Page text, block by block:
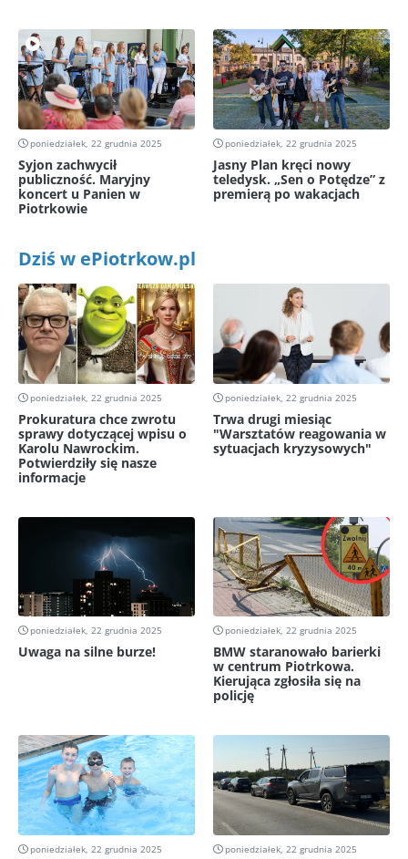
poniedziałek, 22 grudnia 2025
Syjon zachwycił
publiczność. Maryjny
koncert u Panien w
Piotrkowie
poniedziałek, 22 grudnia 2025
Jasny Plan kręci nowy
teledysk. „Sen o Potędze” z
premierą po wakacjach
Dziś w ePiotrkow.pl
poniedziałek, 22 grudnia 2025
Prokuratura chce zwrotu
sprawy dotyczącej wpisu o
Karolu Nawrockim.
Potwierdziły się nasze
informacje
poniedziałek, 22 grudnia 2025
Trwa drugi miesiąc
"Warsztatów reagowania w
sytuacjach kryzysowych"
poniedziałek, 22 grudnia 2025
Uwaga na silne burze!
poniedziałek, 22 grudnia 2025
BMW staranowało barierki
w centrum Piotrkowa.
Kierująca zgłosiła się na
policję
poniedziałek, 22 grudnia 2025 poniedziałek, 22 grudnia 2025